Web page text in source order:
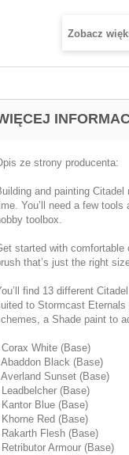
Zobacz
ze strony producenta:
and painting
You’ll need a few
toolbox.
started with comfortable
that’s just the right
find 13 different
to Stormcast
a Shade paint to
White (Base)
Black (Base)
Sunset (Base)
(Base)
Blue (Base)
Red (Base)
Flesh (Base)
Armour (Base)